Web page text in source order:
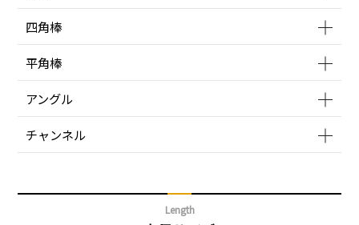
四角棒
平角棒
アングル
チャンネル
Length